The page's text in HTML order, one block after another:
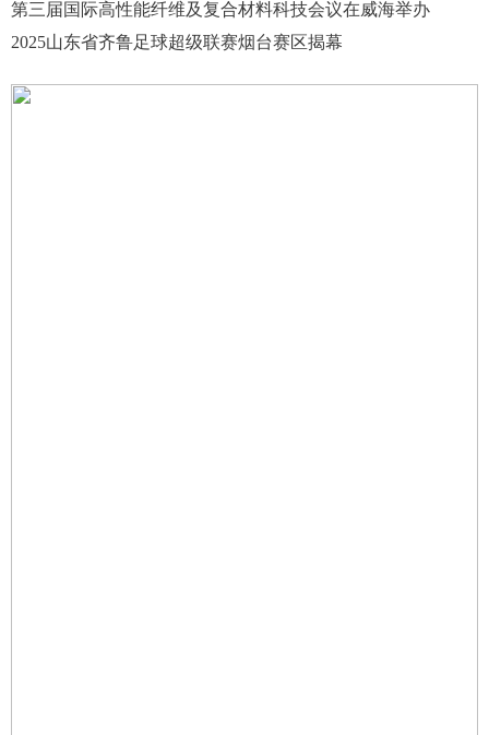
第三届国际高性能纤维及复合材料科技会议在威海举办
2025山东省齐鲁足球超级联赛烟台赛区揭幕